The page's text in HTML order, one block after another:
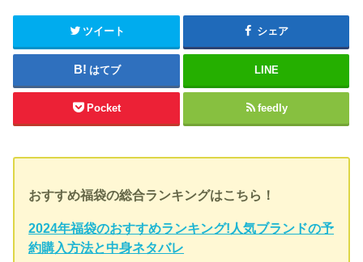
ツイート シェア
はてブ LINE
Pocket feedly
おすすめ福袋の総合ランキングはこちら！
2024年福袋のおすすめランキング!人気ブランドの予
約購入方法と中身ネタバレ